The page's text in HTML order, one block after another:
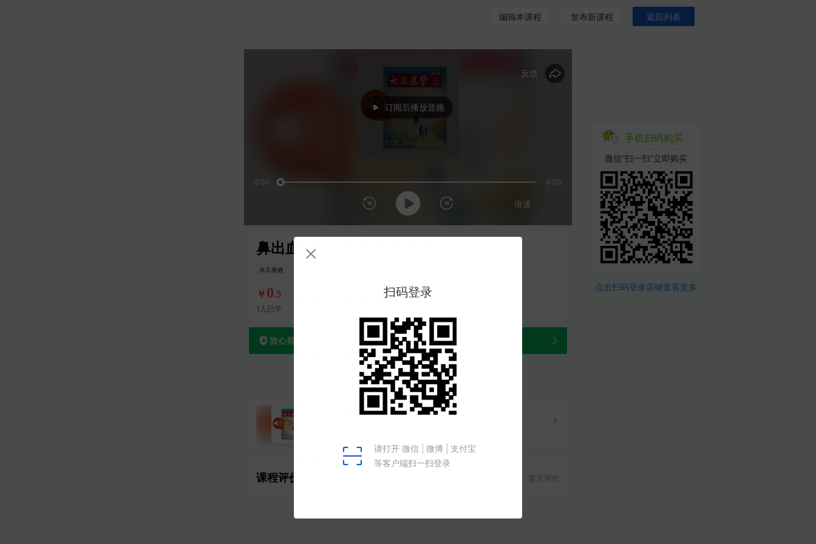
编辑本课程 发布新课程 返回列表
手机扫码购买
微信“扫一扫”立即购买
点击扫码登录店铺查看更多
反馈
订阅后播放音频
0:00 0:00
倍速
鼻出血，未必都是干燥惹的祸
永久有效
￥ 0.5
1人已学
课程评价 暂无评价